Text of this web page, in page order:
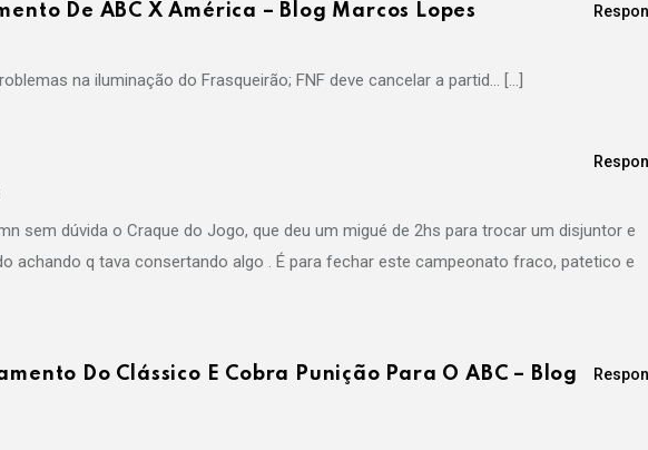
De ABC X América – Blog Marcos Lopes
na iluminação do Frasqueirão; FNF deve cancelar a partid… […]
sem dúvida o Craque do Jogo, que deu um migué de 2hs para trocar um disjuntor e
achando q tava consertando algo . É para fechar este campeonato fraco, patetico e
Do Clássico E Cobra Punição Para O ABC – Blog